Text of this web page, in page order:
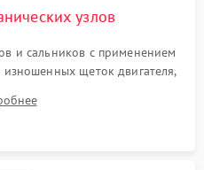
узлов
и сальников с применением
изношенных щеток двигателя,
манжеты.